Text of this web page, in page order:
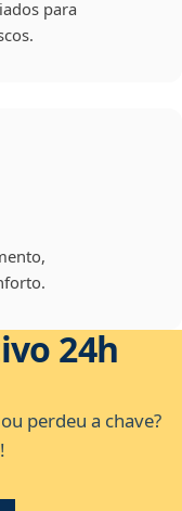
para
24h
perdeu a chave?